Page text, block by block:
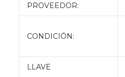
PROVEEDOR:
CONDICIÓN:
LLAVE